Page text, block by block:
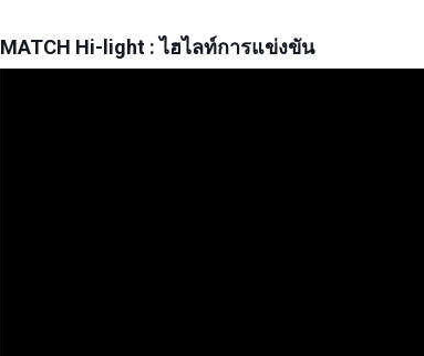
MATCH Hi-light : ไฮไลท์การแข่งขัน